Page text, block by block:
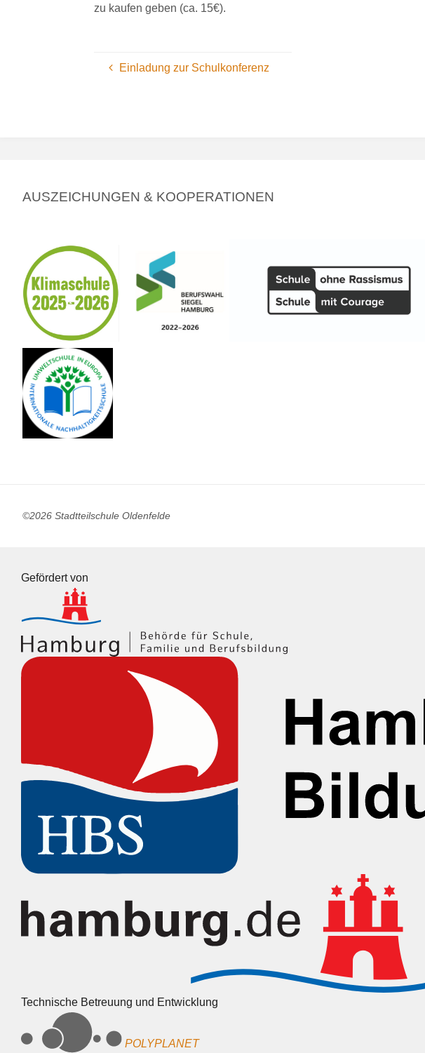
zu kaufen geben (ca. 15€).
Einladung zur Schulkonferenz
AUSZEICHUNGEN & KOOPERATIONEN
©2026 Stadtteilschule Oldenfelde
Gefördert von
Technische Betreuung und Entwicklung
POLYPLANET